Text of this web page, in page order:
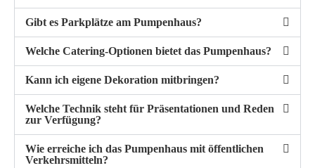
Gibt es Parkplätze am Pumpenhaus?
Welche Catering-Optionen bietet das Pumpenhaus?
Kann ich eigene Dekoration mitbringen?
Welche Technik steht für Präsentationen und Reden
zur Verfügung?
Wie erreiche ich das Pumpenhaus mit öffentlichen
Verkehrsmitteln?